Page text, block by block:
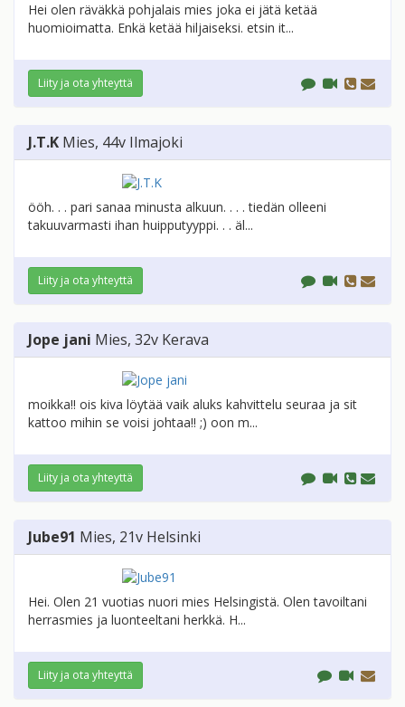
Hei olen räväkkä pohjalais mies joka ei jätä ketää
huomioimatta. Enkä ketää hiljaiseksi. etsin it...
Liity ja ota yhteyttä
J.T.K Mies, 44v Ilmajoki
ööh. . . pari sanaa minusta alkuun. . . . tiedän olleeni
takuuvarmasti ihan huipputyyppi. . . äl...
Liity ja ota yhteyttä
Jope jani Mies, 32v Kerava
moikka!! ois kiva löytää vaik aluks kahvittelu seuraa ja sit
kattoo mihin se voisi johtaa!! ;) oon m...
Liity ja ota yhteyttä
Jube91 Mies, 21v Helsinki
Hei. Olen 21 vuotias nuori mies Helsingistä. Olen tavoiltani
herrasmies ja luonteeltani herkkä. H...
Liity ja ota yhteyttä